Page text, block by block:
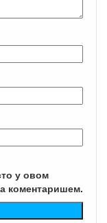
у овом
коментаришем.